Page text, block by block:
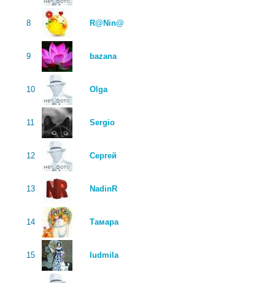
8 R@Nin@
9 bazana
10 Olga
11 Sergio
12 Сергей
13 NadinR
14 Тамара
15 ludmila